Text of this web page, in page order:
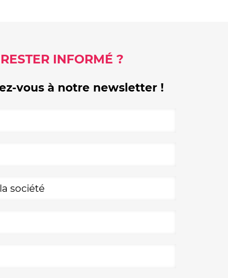
RESTER INFORMÉ ?
vous à notre newsletter !